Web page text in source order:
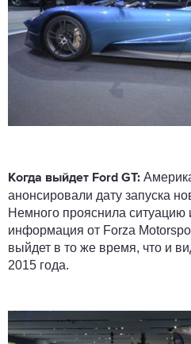
Когда выйдет Ford GT:
анонсировали дату запуска
Немного прояснила ситуацию
информация от Forza
выйдет в то же время, что и
2015 года.